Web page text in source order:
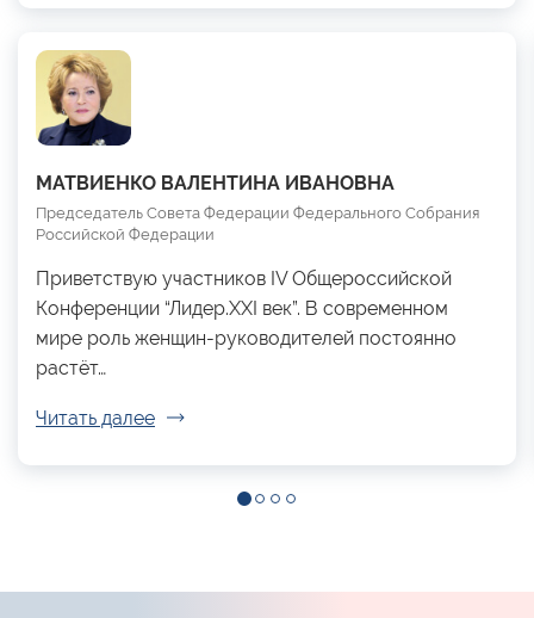
МАТВИЕНКО ВАЛЕНТИНА ИВАНОВНА
Председатель Совета Федерации Федерального Собрания
Российской Федерации
Приветствую участников IV Общероссийской
Конференции “Лидер.XXI век”. В современном
мире роль женщин-руководителей постоянно
растёт…
Читать далее